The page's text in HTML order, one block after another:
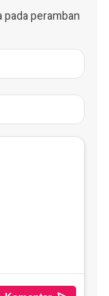
pada peramban